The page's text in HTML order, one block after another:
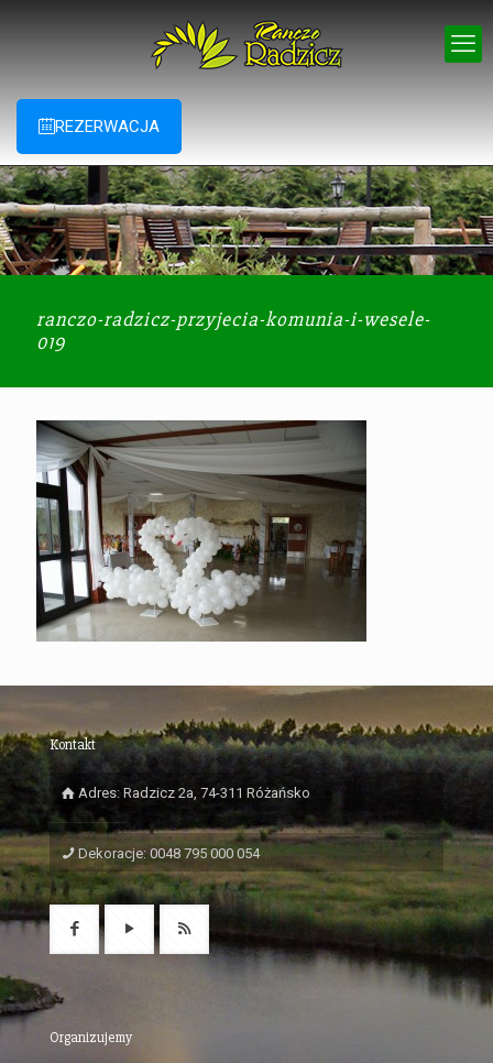
REZERWACJA
ranczo-radzicz-przyjecia-komunia-i-wesele-
019
Kontakt
Adres: Radzicz 2a, 74-311 Różańsko
Dekoracje: 0048 795 000 054
Organizujemy